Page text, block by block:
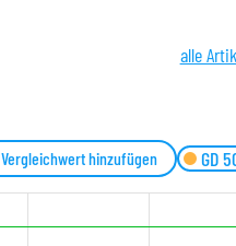
alle
Vergleichwert hinzufügen GD